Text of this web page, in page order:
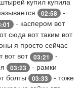
02:58
-
- каспером вот
сюда вот таким вот
я просто сейчас
вот вот 03:21
-
03:23 - рамки
болты 03:33
- тоже